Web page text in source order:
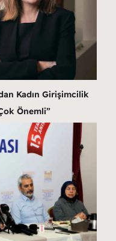
Kadın Girişimcilik
Önemli”